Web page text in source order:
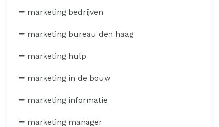
marketing bedrijven
marketing bureau den haag
marketing hulp
marketing in de bouw
marketing informatie
marketing manager